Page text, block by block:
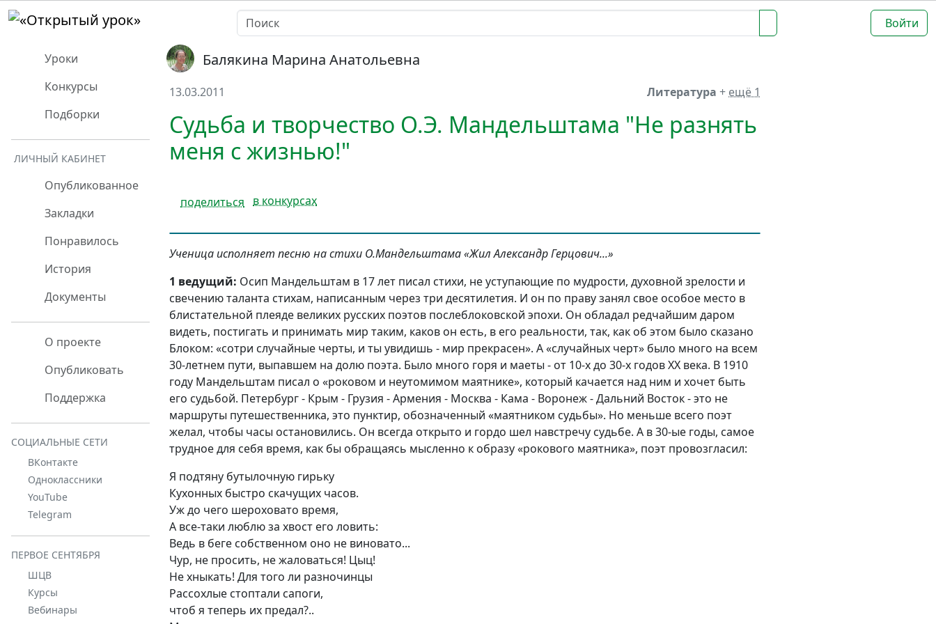
Войти
Уроки
Конкурсы
Подборки
ЛИЧНЫЙ КАБИНЕТ
Опубликованное
Закладки
Понравилось
История
Документы
О проекте
Опубликовать
Поддержка
СОЦИАЛЬНЫЕ СЕТИ
ВКонтакте
Одноклассники
YouTube
Telegram
ПЕРВОЕ СЕНТЯБРЯ
ШЦВ
Курсы
Вебинары
Балякина Марина Анатольевна
13.03.2011 Литература + ещё 1
Судьба и творчество О.Э. Мандельштама "Не разнять
меня с жизнью!"
поделиться в конкурсах
Ученица исполняет песню на стихи О.Мандельштама «Жил Александр Герцович...»
1 ведущий: Осип Мандельштам в 17 лет писал стихи, не уступающие по мудрости, духовной зрелости и
свечению таланта стихам, написанным через три десятилетия. И он по праву занял свое особое место в
блистательной плеяде великих русских поэтов послеблоковской эпохи. Он обладал редчайшим даром
видеть, постигать и принимать мир таким, каков он есть, в его реальности, так, как об этом было сказано
Блоком: «сотри случайные черты, и ты увидишь - мир прекрасен». А «случайных черт» было много на всем
30-летнем пути, выпавшем на долю поэта. Было много горя и маеты - от 10-х до 30-х годов ХХ века. В 1910
году Мандельштам писал о «роковом и неутомимом маятнике», который качается над ним и хочет быть
его судьбой. Петербург - Крым - Грузия - Армения - Москва - Кама - Воронеж - Дальний Восток - это не
маршруты путешественника, это пунктир, обозначенный «маятником судьбы». Но меньше всего поэт
желал, чтобы часы остановились. Он всегда открыто и гордо шел навстречу судьбе. А в 30-ые годы, самое
трудное для себя время, как бы обращаясь мысленно к образу «рокового маятника», поэт провозгласил:
Я подтяну бутылочную гирьку
Кухонных быстро скачущих часов.
Уж до чего шероховато время,
А все-таки люблю за хвост его ловить:
Ведь в беге собственном оно не виновато...
Чур, не просить, не жаловаться! Цыц!
Не хныкать! Для того ли разночинцы
Рассохлые стоптали сапоги,
чтоб я теперь их предал?..